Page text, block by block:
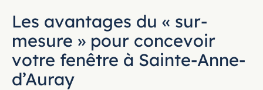
Les avantages du « sur-
mesure » pour concevoir
votre fenêtre à Sainte-Anne-
d’Auray